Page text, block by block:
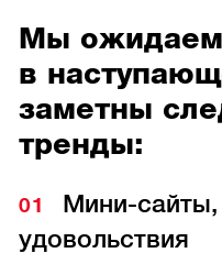
Мы
в
заметны
тренды:
Мини-
удовольствия